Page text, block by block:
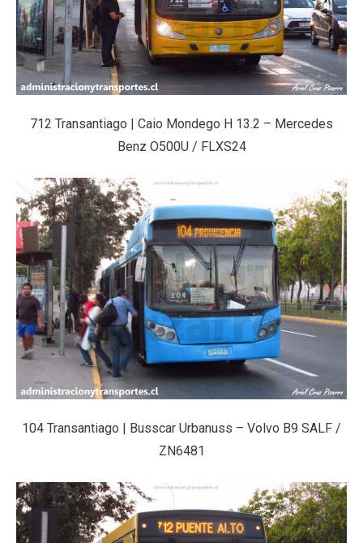
712 Transantiago | Caio Mondego H 13.2 – Mercedes
Benz O500U / FLXS24
104 Transantiago | Busscar Urbanuss – Volvo B9 SALF /
ZN6481